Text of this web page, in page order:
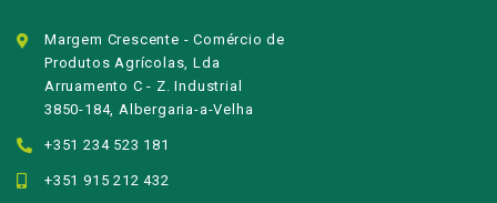
Margem Crescente - Comércio de
Produtos Agrícolas, Lda
Arruamento C - Z. Industrial
3850-184, Albergaria-a-Velha
+351 234 523 181
+351 915 212 432